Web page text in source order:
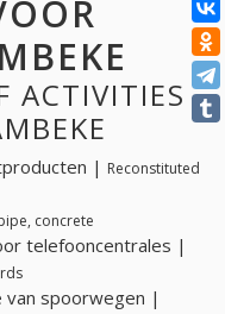
ACTIVITIES
| Reconstituted
concrete
telefooncentrales |
van spoorwegen |